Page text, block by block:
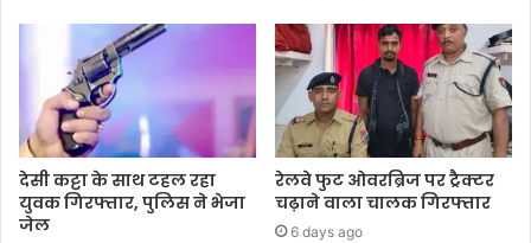
देसी कट्टा के साथ टहल रहा
युवक गिरफ्तार, पुलिस ने भेजा
जेल
रेलवे फुट ओवरब्रिज पर ट्रैक्टर
चढ़ाने वाला चालक गिरफ्तार
6 days ago